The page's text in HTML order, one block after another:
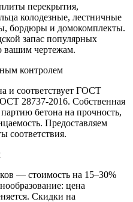
перекрытия,
колодезные, лестничные
бордюры и домокомплекты.
запас популярных
вашим чертежам.
контролем
и соответствует ГОСТ
28737-2016. Собственная
бетона на прочность,
Предоставляем
соответствия.
— стоимость на 15–30%
цена
Скидки на